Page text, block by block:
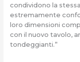
condividono la
estremamente
loro dimensioni
con il nuovo tavolo,
tondeggianti.”